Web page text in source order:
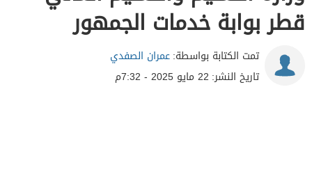
قطر بوابة خدمات الجمهور
تمت الكتابة بواسطة:عمران الصفدي
تاريخ النشر: 22 مايو 2025 - 7:32م